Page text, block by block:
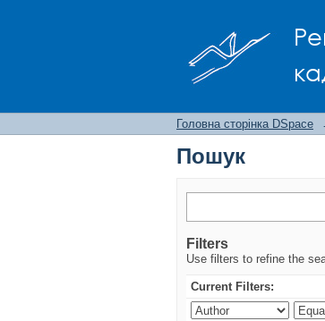
Головна сторінка DSpace
Пошук
Filters
Use filters to refine the
Current Filters: